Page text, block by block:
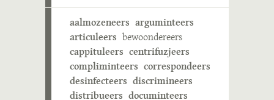
aalmozeneers arguminteers
articuleers bewoondereers
cappituleers centrifuzjeers
compliminteers correspondeers
desinfecteers discrimineers
distribueers documinteers